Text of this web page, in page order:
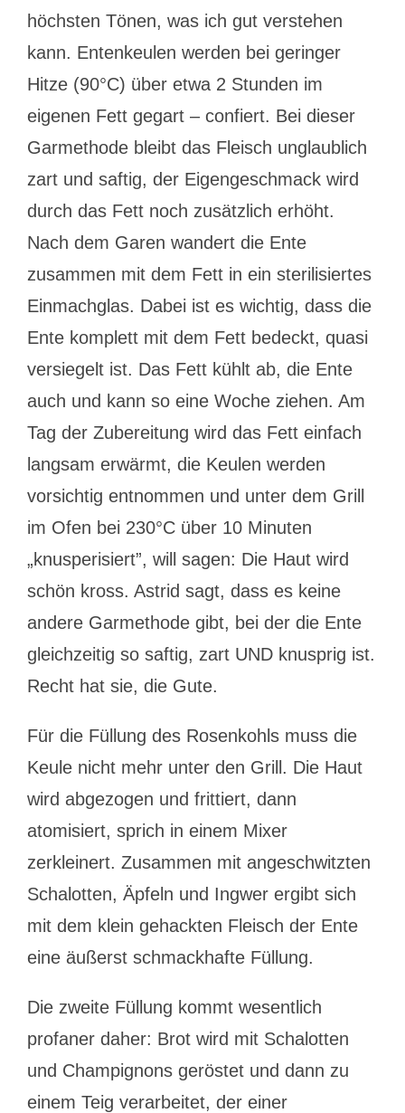
höchsten Tönen, was ich gut verstehen
kann. Entenkeulen werden bei geringer
Hitze (90°C) über etwa 2 Stunden im
eigenen Fett gegart – confiert. Bei dieser
Garmethode bleibt das Fleisch unglaublich
zart und saftig, der Eigengeschmack wird
durch das Fett noch zusätzlich erhöht.
Nach dem Garen wandert die Ente
zusammen mit dem Fett in ein sterilisiertes
Einmachglas. Dabei ist es wichtig, dass die
Ente komplett mit dem Fett bedeckt, quasi
versiegelt ist. Das Fett kühlt ab, die Ente
auch und kann so eine Woche ziehen. Am
Tag der Zubereitung wird das Fett einfach
langsam erwärmt, die Keulen werden
vorsichtig entnommen und unter dem Grill
im Ofen bei 230°C über 10 Minuten
„knusperisiert”, will sagen: Die Haut wird
schön kross. Astrid sagt, dass es keine
andere Garmethode gibt, bei der die Ente
gleichzeitig so saftig, zart UND knusprig ist.
Recht hat sie, die Gute.
Für die Füllung des Rosenkohls muss die
Keule nicht mehr unter den Grill. Die Haut
wird abgezogen und frittiert, dann
atomisiert, sprich in einem Mixer
zerkleinert. Zusammen mit angeschwitzten
Schalotten, Äpfeln und Ingwer ergibt sich
mit dem klein gehackten Fleisch der Ente
eine äußerst schmackhafte Füllung.
Die zweite Füllung kommt wesentlich
profaner daher: Brot wird mit Schalotten
und Champignons geröstet und dann zu
einem Teig verarbeitet, der einer